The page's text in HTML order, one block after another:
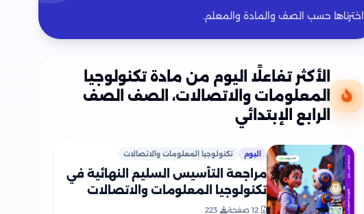
اخترناها حسب الصف والمادة والمعلم.
الأكثر تفاعلًا اليوم من مادة تكنولوجيا
المعلومات والاتصالات، الصف الصف
الرابع الإبتدائي
اليوم تكنولوجيا المعلومات والاتصالات
مراجعة التأسيس السليم النهائية في
تكنولوجيا المعلومات والاتصالات
12 صفحة 223